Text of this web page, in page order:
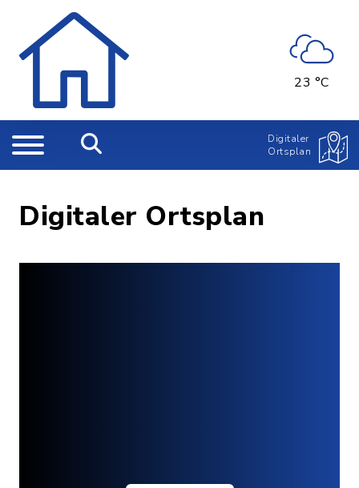
23 °C
Digitaler
Ortsplan
Digitaler Ortsplan